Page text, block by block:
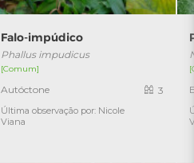
Falo-impúdico
Phallus impudicus
[Comum]
Autóctone
Última observação por: Nicole
Viana
3